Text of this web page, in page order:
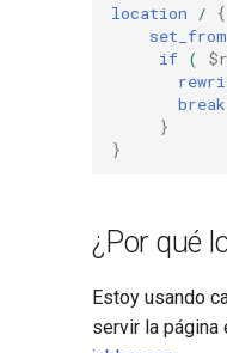
location /
{
if (
break
}
}
¿Por qué
Estoy usando
servir la página